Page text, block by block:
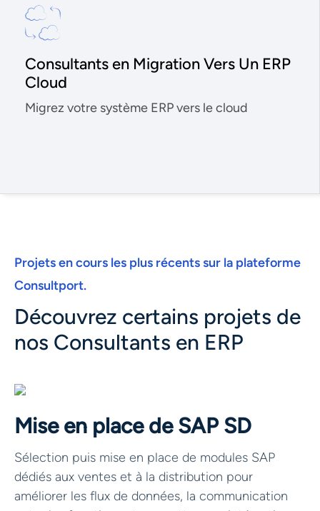
Consultants en Migration Vers Un ERP
Cloud
Migrez votre système ERP vers le cloud
Projets en cours les plus récents sur la plateforme
Consultport.
Découvrez certains projets de
nos Consultants en ERP
Mise en place de SAP SD
Sélection puis mise en place de modules SAP
dédiés aux ventes et à la distribution pour
améliorer les flux de données, la communication